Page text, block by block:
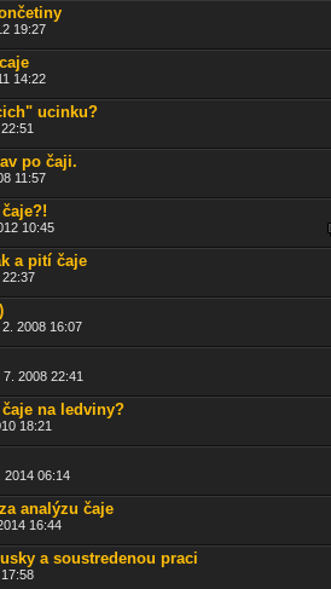
19:27
14:22
ucinku?
po čaji.
11:57
10:45
a pití čaje
2. 2008 16:07
2008 22:41
na ledviny?
18:21
2014 06:14
analýzu čaje
16:44
a soustredenou praci